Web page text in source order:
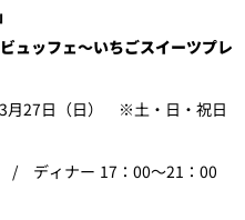
ュッフェ～いちごスイーツプレ
3月27日（日） ※土・日・祝日
/ ディナー 17：00～21：00